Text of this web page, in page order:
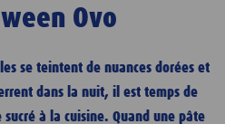
Ovo
se teintent de nuances dorées et
dans la nuit, il est temps de
à la cuisine. Quand une pâte